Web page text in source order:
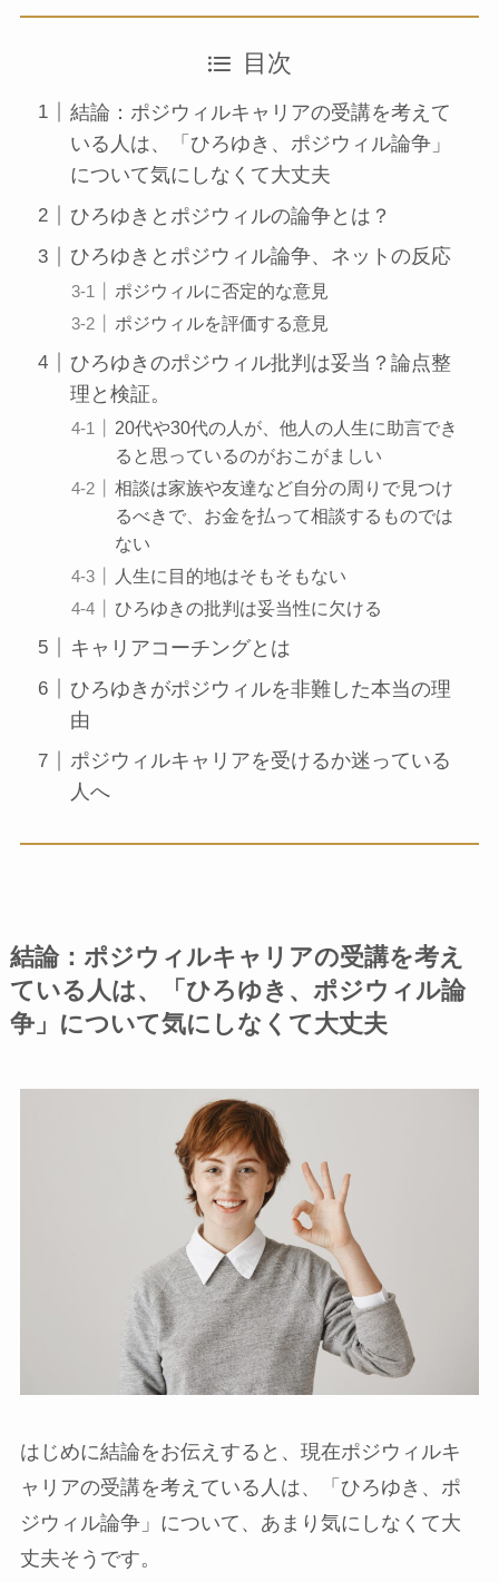
目次
結論：ポジウィルキャリアの受講を考えて
いる人は、「ひろゆき、ポジウィル論争」
について気にしなくて大丈夫
ひろゆきとポジウィルの論争とは？
ひろゆきとポジウィル論争、ネットの反応
ポジウィルに否定的な意見
ポジウィルを評価する意見
ひろゆきのポジウィル批判は妥当？論点整
理と検証。
20代や30代の人が、他人の人生に助言でき
ると思っているのがおこがましい
相談は家族や友達など自分の周りで見つけ
るべきで、お金を払って相談するものでは
ない
人生に目的地はそもそもない
ひろゆきの批判は妥当性に欠ける
キャリアコーチングとは
ひろゆきがポジウィルを非難した本当の理
由
ポジウィルキャリアを受けるか迷っている
人へ
結論：ポジウィルキャリアの受講を考え
ている人は、「ひろゆき、ポジウィル論
争」について気にしなくて大丈夫
はじめに結論をお伝えすると、現在ポジウィルキ
ャリアの受講を考えている人は、「ひろゆき、ポ
ジウィル論争」について、あまり気にしなくて大
丈夫そうです。